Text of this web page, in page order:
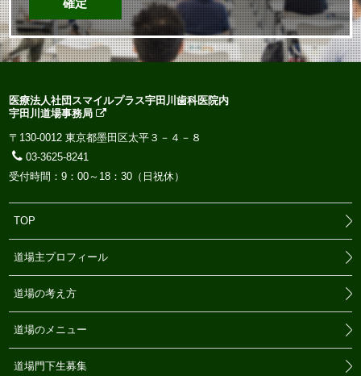
医療法人社団スマイルプラス宇田川歯科医院内
宇田川道場事務局
〒130-0012 東京都墨田区太平３－４－８
03-3625-8241
受付時間：9：00～18：30（日祝休）
TOP
道場主プロフィール
道場の考え方
道場のメニュー
道場門下生募集